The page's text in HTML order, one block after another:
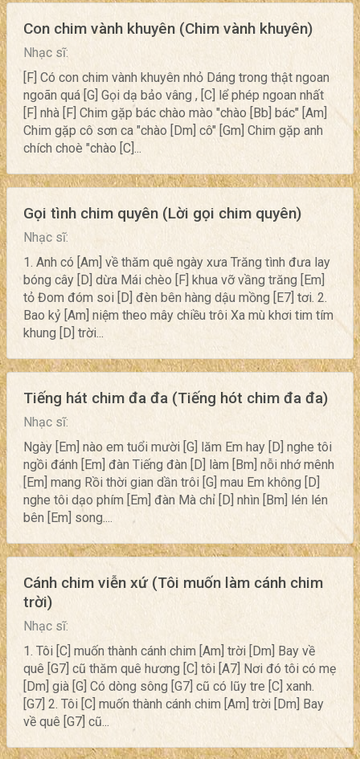
Con chim vành khuyên (Chim vành khuyên)
Nhạc sĩ:
[F] Có con chim vành khuyên nhỏ Dáng trong thật ngoan
ngoãn quá [G] Gọi dạ bảo vâng , [C] lể phép ngoan nhất
[F] nhà [F] Chim gặp bác chào mào "chào [Bb] bác" [Am]
Chim gặp cô sơn ca "chào [Dm] cô" [Gm] Chim gặp anh
chích choè "chào [C]...
Gọi tình chim quyên (Lời gọi chim quyên)
Nhạc sĩ:
1. Anh có [Am] về thăm quê ngày xưa Trăng tình đưa lay
bóng cây [D] dừa Mái chèo [F] khua vỡ vầng trăng [Em]
tỏ Đom đóm soi [D] đèn bên hàng dậu mồng [E7] tơi. 2.
Bao kỷ [Am] niệm theo mây chiều trôi Xa mù khơi tim tím
khung [D] trời...
Tiếng hát chim đa đa (Tiếng hót chim đa đa)
Nhạc sĩ:
Ngày [Em] nào em tuổi mười [G] lăm Em hay [D] nghe tôi
ngồi đánh [Em] đàn Tiếng đàn [D] làm [Bm] nỗi nhớ mênh
[Em] mang Rồi thời gian dần trôi [G] mau Em không [D]
nghe tôi dạo phím [Em] đàn Mà chỉ [D] nhìn [Bm] lén lén
bên [Em] song....
Cánh chim viễn xứ (Tôi muốn làm cánh chim
trời)
Nhạc sĩ:
1. Tôi [C] muốn thành cánh chim [Am] trời [Dm] Bay về
quê [G7] cũ thăm quê hương [C] tôi [A7] Nơi đó tôi có mẹ
[Dm] già [G] Có dòng sông [G7] cũ có lũy tre [C] xanh.
[G7] 2. Tôi [C] muốn thành cánh chim [Am] trời [Dm] Bay
về quê [G7] cũ...